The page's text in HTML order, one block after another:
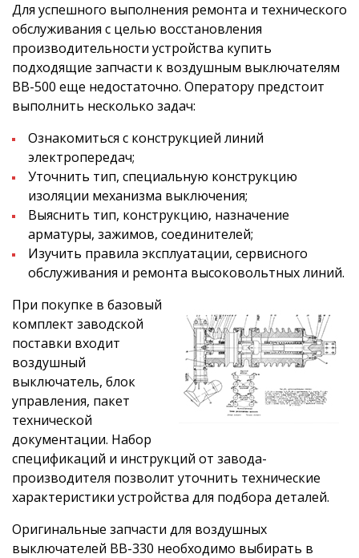
Для успешного выполнения ремонта и технического
обслуживания с целью восстановления
производительности устройства купить
подходящие запчасти к воздушным выключателям
ВВ-500 еще недостаточно. Оператору предстоит
выполнить несколько задач:
Ознакомиться с конструкцией линий
электропередач;
Уточнить тип, специальную конструкцию
изоляции механизма выключения;
Выяснить тип, конструкцию, назначение
арматуры, зажимов, соединителей;
Изучить правила эксплуатации, сервисного
обслуживания и ремонта высоковольтных линий.
При покупке в базовый
комплект заводской
поставки входит
воздушный
выключатель, блок
управления, пакет
технической
документации. Набор
спецификаций и инструкций от завода-
производителя позволит уточнить технические
характеристики устройства для подбора деталей.
Оригинальные запчасти для воздушных
выключателей ВВ-330 необходимо выбирать в